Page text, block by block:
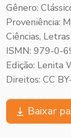
Gênero:
Proveniência:
Ciências,
ISMN: 979-0-
Edição: Lenita
Direitos: CC
Baixar